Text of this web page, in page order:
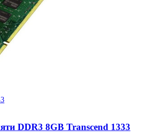
DDR3 8GB Transcend 1333